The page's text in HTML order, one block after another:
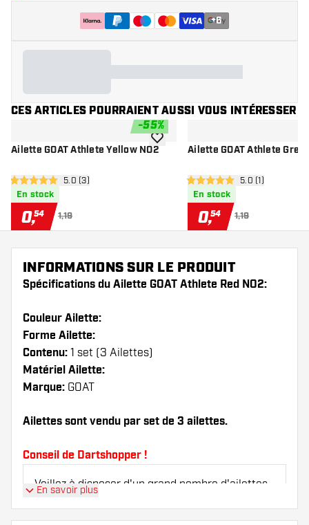
+6
CES ARTICLES POURRAIENT AUSSI VOUS INTÉRESSER
-55%
Ailette GOAT Athlete Yellow NO2
ouvrir le panneau des avis
5 étoiles de notation
5.0 (3)
En stock
0,54 1,19
ajouter à la liste de souhaits
Ailette GOAT Athlete
ouvrir le
5 étoiles de notation
5.0 (1)
En stock
0,54 1,19
INFORMATIONS SUR LE PRODUIT
Spécifications du Ailette GOAT Athlete Red NO2:
Couleur Ailette:
Forme Ailette:
Contenu: 1 set (3 Ailettes)
Matériel Ailette:
Marque: GOAT
Ailettes sont vendu par set de 3 ailettes.
Conseil de Dartshopper !
Veillez à disposer d'un grand nombre d'ailettes
cassés à l'usage.
En savoir plus